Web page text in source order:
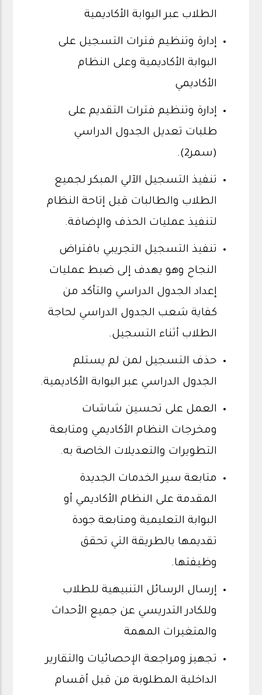
الطلاب عبر البوابة الأكاديمية
إدارة وتنظيم فترات التسجيل على
البوابة الأكاديمية وعلى النظام
الأكاديمي
إدارة وتنظيم فترات التقديم على
طلبات تعديل الجدول الدراسي
(سمر2).
تنفيذ التسجيل الآلي المبكر لجميع
الطلاب والطالبات قبل إتاحة النظام
لتنفيذ عمليات الحذف والإضافة.
تنفيذ التسجيل التجريبي بافتراض
النجاح وهو يهدف إلى ضبط عمليات
إعداد الجدول الدراسي والتأكد من
كفاية شعب الجدول الدراسي لحاجة
الطلاب أثناء التسجيل.
حذف التسجيل لمن لم يستلم
الجدول الدراسي عبر البوابة الأكاديمية.
العمل على تحسين شاشات
ومخرجات النظام الأكاديمي ومتابعة
التطويرات والتعديلات الخاصة به.
متابعة سير الخدمات الجديدة
المقدمة على النظام الأكاديمي أو
البوابة التعليمية ومتابعة جودة
تقديمها بالطريقة التي تحقق
وظيفتها.
إرسال الرسائل التنبيهية للطلاب
وللكادر التدريسي عن جميع الأحداث
والمتغيرات المهمة
تجهيز ومراجعة الإحصائيات والتقارير
الداخلية المطلوبة من قبل أقسام